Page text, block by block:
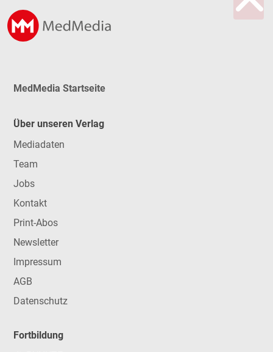
MedMedia Startseite
Über unseren Verlag
Mediadaten
Team
Jobs
Kontakt
Print-Abos
Newsletter
Impressum
AGB
Datenschutz
Fortbildung